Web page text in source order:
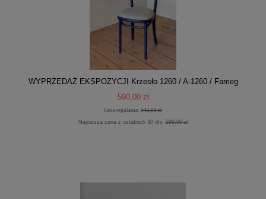
WYPRZEDAŻ EKSPOZYCJI Krzesło 1260 / A-1260 / Fameg
590,00 zł
Cena regularna: 945,00 zł
Najniższa cena z ostatnich 30 dni:590,00 zł